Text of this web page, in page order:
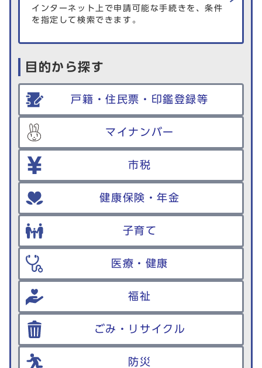
インターネット上で申請可能な手続きを、条件
を指定して検索できます。
目的から探す
戸籍・住民票・印鑑登録等
マイナンバー
市税
健康保険・年金
子育て
医療・健康
福祉
ごみ・リサイクル
防災